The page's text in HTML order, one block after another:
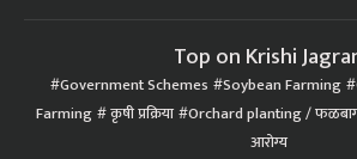
Top on Krishi
Government Schemes Soybean Farming
Farming कृषी प्रक्रिया Orchard planting /
आरोग्य